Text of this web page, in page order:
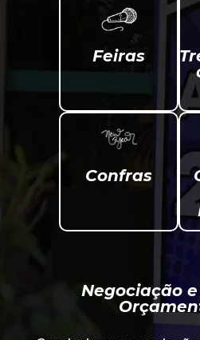
Feiras
Confras
Negociação